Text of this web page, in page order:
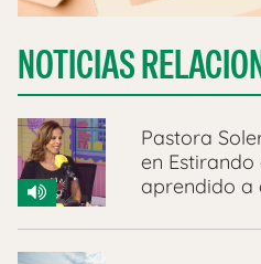
NOTICIAS
Pastora
en Estirando
aprendido a